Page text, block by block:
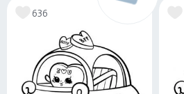
636